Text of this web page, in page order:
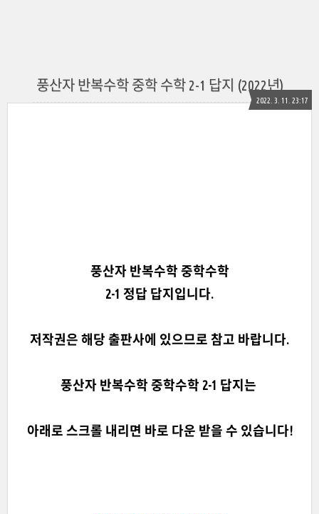
풍산자 반복수학 중학 수학 2-1 답지 (2022년)
2022. 3. 11. 23:17
풍산자 반복수학 중학수학
2-1 정답 답지입니다.
저작권은 해당 출판사에 있으므로 참고 바랍니다.
풍산자 반복수학 중학수학 2-1 답지는
아래로 스크롤 내리면 바로 다운 받을 수 있습니다!